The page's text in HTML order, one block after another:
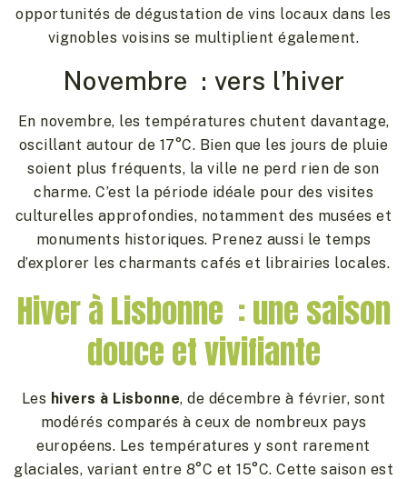
opportunités de dégustation de vins locaux dans les
vignobles voisins se multiplient également.
Novembre : vers l’hiver
En novembre, les températures chutent davantage,
oscillant autour de 17°C. Bien que les jours de pluie
soient plus fréquents, la ville ne perd rien de son
charme. C’est la période idéale pour des visites
culturelles approfondies, notamment des musées et
monuments historiques. Prenez aussi le temps
d’explorer les charmants cafés et librairies locales.
Hiver à Lisbonne : une saison
douce et vivifiante
Les hivers à Lisbonne, de décembre à février, sont
modérés comparés à ceux de nombreux pays
européens. Les températures y sont rarement
glaciales, variant entre 8°C et 15°C. Cette saison est